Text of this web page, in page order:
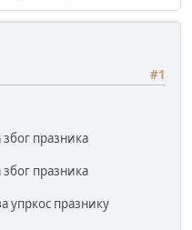
#1
због празника
због празника
упркос празнику